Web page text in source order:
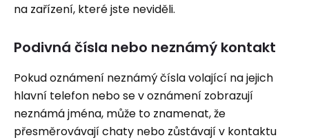
na zařízení, které jste neviděli.
Podivná čísla nebo neznámý kontakt
Pokud oznámení neznámý čísla volající na jejich
hlavní telefon nebo se v oznámení zobrazují
neznámá jména, může to znamenat, že
přesměrovávají chaty nebo zůstávají v kontaktu